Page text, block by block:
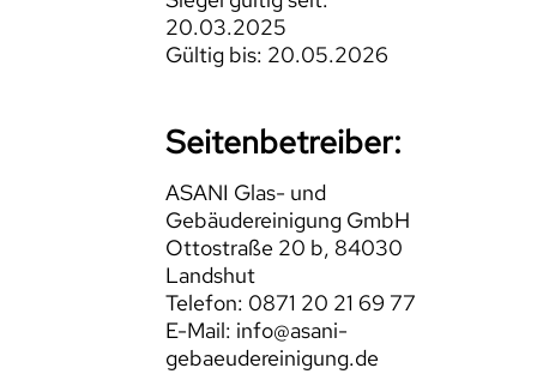
20.03.2025
Gültig bis: 20.05.2026
Seitenbetreiber:
ASANI Glas- und
Gebäudereinigung GmbH
Ottostraße 20 b, 84030
Landshut
Telefon: 0871 20 21 69 77
E-Mail: info@asani-
gebaeudereinigung.de